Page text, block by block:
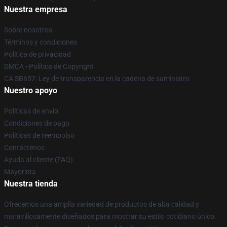
Nuestra empresa
Sobre nosotros
Términos y condiciones
Política de privacidad
DMCA - Política de Copyright
CA SB657: Ley de transparencia en la cadena de suministro
Nuestro apoyo
Políticas de envío
Condiciones de pago
Políticas de reembolso
Contáctenos
Ayuda al cliente (FAQ)
Mayorista
Nuestra tienda
Ofrecemos una amplia variedad de productos de alta calidad y
maravillosamente diseñados para mostrar su estilo cotidiano único.